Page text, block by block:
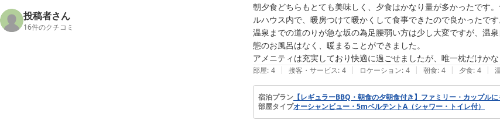
投稿者さん
16件のクチコミ
朝夕食どちらもとても美味しく、夕食はかなり量が多かったです
ルハウス内で、暖房つけて暖かくして食事できたので良かったです
温泉までの道のりが急な坂の為足腰弱い方は少し大変ですが、温
態のお風呂はなく、暖まることができました。
アメニティは充実しており快適に過ごせましたが、唯一枕だけか
部屋: 4 | 接客・サービス: 4 | ロケーション: 4 | 朝食: 4 | 夕食: 4 |
宿泊プラン 【レギュラーBBQ・朝食の夕朝食付き】ファミリー・カップル
部屋タイプオーシャンビュー・5mベルテントA（シャワー・トイレ付）